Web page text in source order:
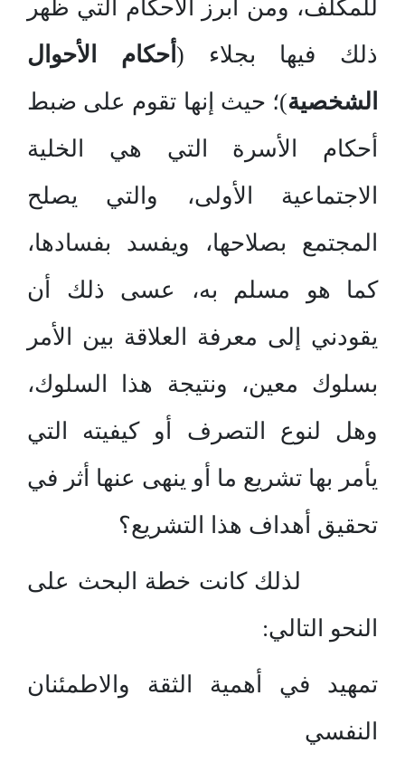
للمكلف، ومن أبرز الأحكام التي ظهر
ذلك فيها بجلاء ( أحكام الأحوال
الشخصية)؛ حيث إنها تقوم على ضبط
أحكام الأسرة التي هي الخلية
الاجتماعية الأولى، والتي يصلح
المجتمع بصلاحها، ويفسد بفسادها،
كما هو مسلم به، عسى ذلك أن
يقودني إلى معرفة العلاقة بين الأمر
بسلوك معين، ونتيجة هذا السلوك،
وهل لنوع التصرف أو كيفيته التي
يأمر بها تشريع ما أو ينهى عنها أثر في
تحقيق أهداف هذا التشريع؟
لذلك كانت خطة البحث على
النحو التالي:
تمهيد في أهمية الثقة والاطمئنان
النفسي